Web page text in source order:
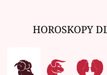
HOROSKOPY